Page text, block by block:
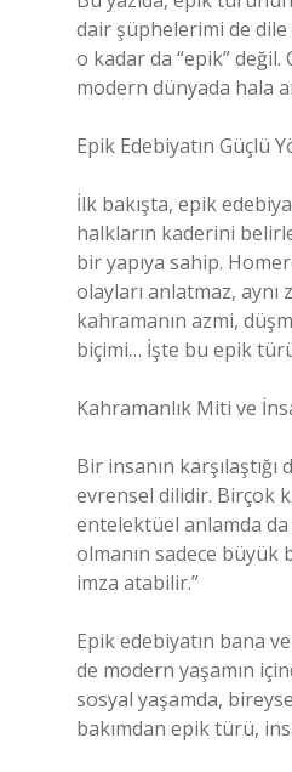
dair şüphelerimi de dile
o kadar da “epik”
modern dünyada hala
Epik Edebiyatın Güçlü
İlk bakışta, epik
halkların kaderini
bir yapıya sahip.
olayları anlatmaz, aynı
kahramanın azmi,
biçimi… İşte bu epik
Kahramanlık Miti ve
Bir insanın
evrensel dilidir. Birçok
entelektüel anlamda da
olmanın sadece büyük
imza atabilir.”
Epik edebiyatın bana
de modern yaşamın
sosyal yaşamda,
bakımdan epik türü,